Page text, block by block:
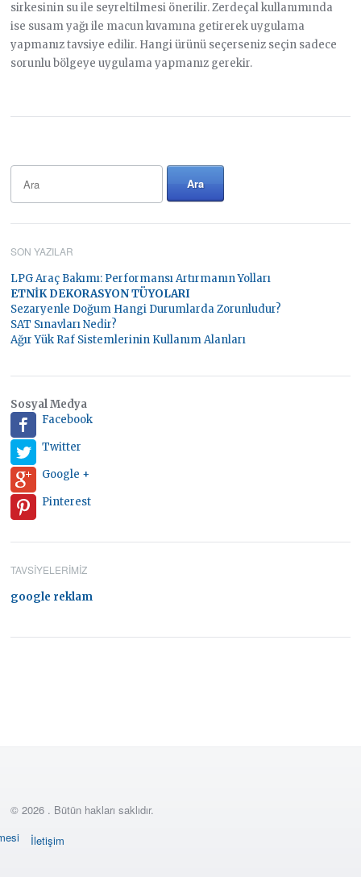
sirkesinin su ile seyreltilmesi önerilir. Zerdeçal kullanımında
ise susam yağı ile macun kıvamına getirerek uygulama
yapmanız tavsiye edilir. Hangi ürünü seçerseniz seçin sadece
sorunlu bölgeye uygulama yapmanız gerekir.
SON YAZILAR
LPG Araç Bakımı: Performansı Artırmanın Yolları
ETNİK DEKORASYON TÜYOLARI
Sezaryenle Doğum Hangi Durumlarda Zorunludur?
SAT Sınavları Nedir?
Ağır Yük Raf Sistemlerinin Kullanım Alanları
Sosyal Medya
Facebook
Twitter
Google +
Pinterest
TAVSIYELERIMIZ
google reklam
© 2026 . Bütün hakları saklıdır.
İletişim